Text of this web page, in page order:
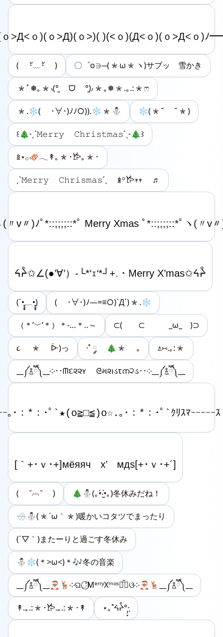
( ･ั﹏･ั ) 〇゜o∋─(*ω*ヽ)サブッ 雪かき
*ﾟ❅｡*៶(°͈ ᗜ ​°͈)៸*｡❅*.｡.:*ෆ
*.❄( ･∀･)ﾉﾉ○)).❄*⛄ ❄️(*ˇ ˇ*)
‎꒰🎄˗ˏˋ𝙼𝚎𝚛𝚛𝚢 𝙲𝚑𝚛𝚒𝚜𝚝𝚖𝚊𝚜´ˎ˗🎄꒱
𖥍⋆𓂂🛷𓂃↟｡*･𐂂｡*･
ˏˋ𝙼𝚎𝚛𝚛𝚢 𝙲𝚑𝚛𝚒𝚜𝚖𝚊𝚜´ˎ 𖢔꙳𐂂𖥧𖥧 ♬
(´•̥̥̥﹏•̥̥̥) ( ･∀･)ﾉ—=≡○)`Д´)*.❄
（＊’﹀’＊）＊-…＊‥～ ⊂( ⊂ _ω_ )⊃
૮ * ᐕ)っ ·˚ ༘ 🎄* ｡ ⍋⑅.｡:*
__༼࿄ཽ༽__༶･･ᗰદ૨૨ʏ ᘓમ૨ıડτന੨ડ･･༶__༼࿄ཽ༽__
( ˘︹˘ ) 🎄⛄️(｡•́‧̫•̀｡)冬休みだね！
🌨️⛄️(*´ω｀*)暖かいコタツでまったり
(´▽｀)またーりと過ごす冬休み
⛄️❄️(＊>ω<)＊🎶冬の音楽
__༼࿄ཽ༽__🎅🏽🦌༶ଘ◡̎⃝MᵉʳʳʸXᵐᵅˢ◡̈̋⃝ଓ༶🎅🏽🦌__༼࿄ཽ༽__
↟.｡.:*･𐂂.｡.:*･↟ ⋆｡˚ᔦᔧ°̩̩͙·̩